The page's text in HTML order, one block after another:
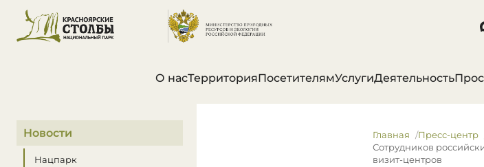
О насТерриторияПосетителямУслугиДеятельность
В этом разделе
Новости
Нацпарк
Главная Пресс-центр
Сотрудников
визит-центров